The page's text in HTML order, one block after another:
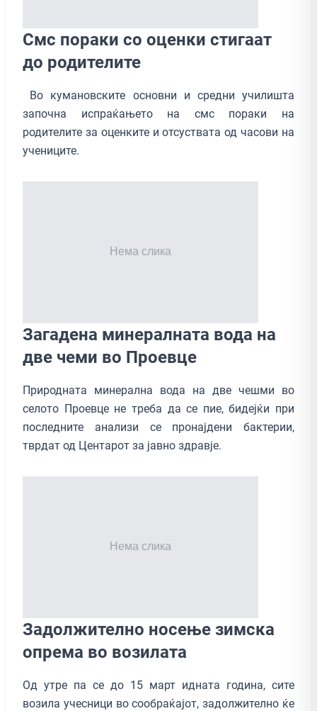
Смс пораки со оценки стигаат
до родителите
Во кумановските основни и средни училишта
започна испраќањето на смс пораки на
родителите за оценките и отсуствата од часови на
учениците.
Загадена минералната вода на
две чеми во Проевце
Природната минерална вода на две чешми во
селото Проевце не треба да се пие, бидејќи при
последните анализи се пронајдени бактерии,
тврдат од Центарот за јавно здравје.
Задолжително носење зимска
опрема во возилата
Од утре па се до 15 март идната година, сите
возила учесници во сообраќајот, задолжително ќе